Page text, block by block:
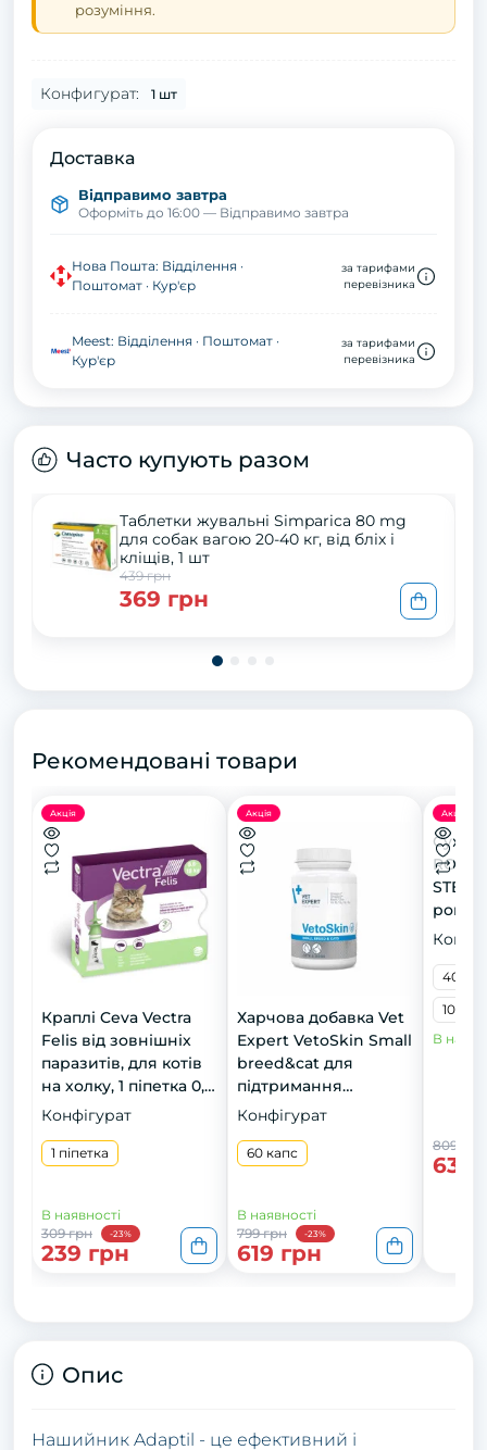
розуміння.
Конфигурат: 1 шт
Доставка
Відправимо завтра
Оформіть до 16:00 — Відправимо завтра
Нова Пошта: Відділення ·
Поштомат · Кур'єр
за тарифами
перевізника
Meest: Відділення · Поштомат ·
Кур'єр
за тарифами
перевізника
Часто купують разом
Тaблeтки жyвaльні Simparica 80 mg
для сoбaк вaгoю 20-40 кг, від бліх і
кліщів, 1 шт
439 грн
369 грн
Рекомендовані товари
Акція
Краплі Ceva Vectra
Felis від зовнішніх
паразитів, для котів
на холку, 1 піпетка 0,9
мл
Конфігурат
1 піпетка
В наявності
309 грн
-23%
239 грн
Акція
Харчова добавка Vet
Expert VetoSkin Small
breed&cat для
підтримання
здоров'я шкіри та
малих порід, 60 капс
Конфігурат
60 капс
В наявності
799 грн
-23%
619 грн
Акція
Сухий
років
400 г
10 кг
В
809 грн
639
Опис
Нашийник Adaptil - це ефективний і